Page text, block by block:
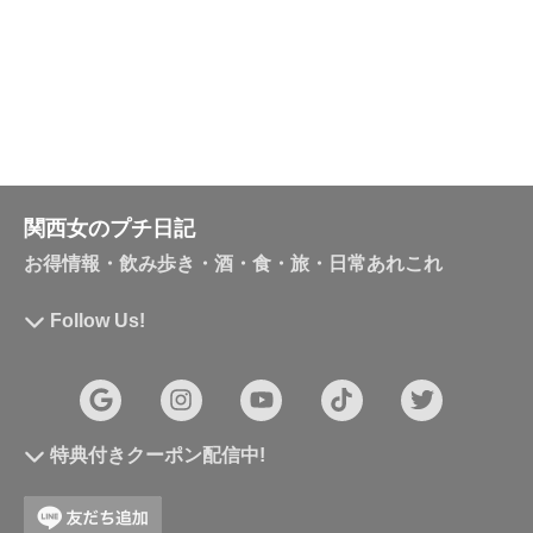
関西女のプチ日記
お得情報・飲み歩き・酒・食・旅・日常あれこれ
Follow Us!
特典付きクーポン配信中!